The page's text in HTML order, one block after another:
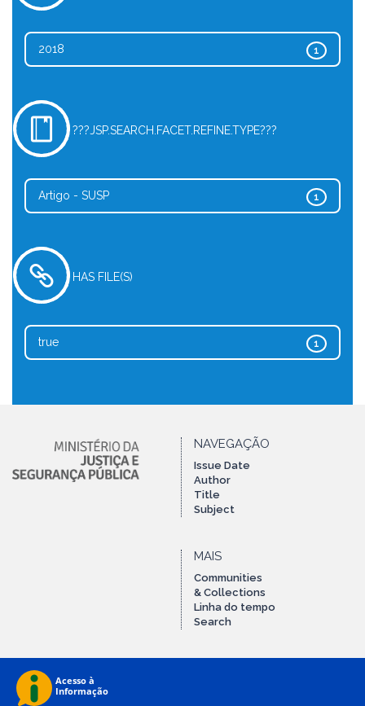
1
2018
???JSP.SEARCH.FACET.REFINE.TYPE???
1
Artigo - SUSP
HAS FILE(S)
1
true
NAVEGAÇÃO
Issue Date
Author
Title
Subject
MAIS
Communities
& Collections
Linha do tempo
Search